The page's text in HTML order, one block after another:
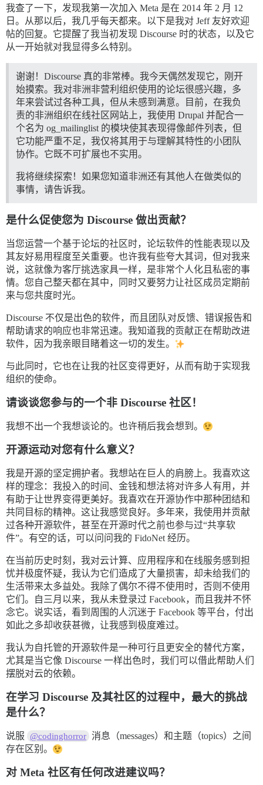
我查了一下，发现我第一次加入 Meta 是在 2014 年 2 月 12
日。从那以后，我几乎每天都来。以下是我对 Jeff 友好欢迎
帖的回复。它提醒了我当初发现 Discourse 时的状态，以及它
从一开始就对我显得多么特别。
谢谢！Discourse 真的非常棒。我今天偶然发现它，刚开
始摸索。我对非洲非营利组织使用的论坛很感兴趣，多
年来尝试过各种工具，但从未感到满意。目前，在我负
责的非洲组织在线社区网站上，我使用 Drupal 并配合一
个名为 og_mailinglist 的模块使其表现得像邮件列表，但
它功能严重不足，我仅将其用于与理解其特性的小团队
协作。它既不可扩展也不实用。
我将继续探索！如果您知道非洲还有其他人在做类似的
事情，请告诉我。
是什么促使您为 Discourse 做出贡献？
当您运营一个基于论坛的社区时，论坛软件的性能表现以及
其友好易用程度至关重要。也许我有些夸大其词，但对我来
说，这就像为客厅挑选家具一样，是非常个人化且私密的事
情。您自己整天都在其中，同时又要努力让社区成员定期前
来与您共度时光。
Discourse 不仅是出色的软件，而且团队对反馈、错误报告和
帮助请求的响应也非常迅速。我知道我的贡献正在帮助改进
软件，因为我亲眼目睹着这一切的发生。
与此同时，它也在让我的社区变得更好，从而有助于实现我
组织的使命。
请谈谈您参与的一个非 Discourse 社区！
我想不出一个我想谈论的。也许稍后我会想到。
开源运动对您有什么意义？
我是开源的坚定拥护者。我想站在巨人的肩膀上。我喜欢这
样的理念：我投入的时间、金钱和想法将对许多人有用，并
有助于让世界变得更美好。我喜欢在开源协作中那种团结和
共同目标的精神。这让我感觉良好。多年来，我使用并贡献
过各种开源软件，甚至在开源时代之前也参与过“共享软
件”。有空的话，可以问问我的 FidoNet 经历。
在当前历史时刻，我对云计算、应用程序和在线服务感到担
忧并极度怀疑，我认为它们造成了大量损害，却未给我们的
生活带来太多益处。我除了偶尔不得不使用时，否则不使用
它们。自三月以来，我从未登录过 Facebook，而且我并不怀
念它。说实话，看到周围的人沉迷于 Facebook 等平台，付出
如此之多却收获甚微，让我感到极度难过。
我认为自托管的开源软件是一种可行且更安全的替代方案，
尤其是当它像 Discourse 一样出色时，我们可以借此帮助人们
摆脱对云的依赖。
在学习 Discourse 及其社区的过程中，最大的挑战
是什么？
说服 @codinghorror 消息（messages）和主题（topics）之间
存在区别。
对 Meta 社区有任何改进建议吗？